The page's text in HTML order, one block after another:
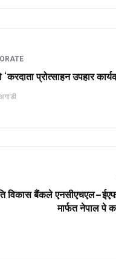
प्रोत्साहन उपहार
विकास बैंकले
मार्फत नेपाल पे